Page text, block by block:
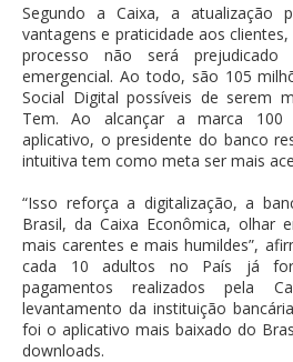
Segundo a Caixa, a atualização
vantagens e praticidade aos
processo não será
emergencial. Ao todo, são 105
Social Digital possíveis de serem
Tem. Ao alcançar a marca
aplicativo, o presidente do banco
intuitiva tem como meta ser mais
“Isso reforça a digitalização, a
Brasil, da Caixa Econômica, olhar
mais carentes e mais humildes”,
cada 10 adultos no País já
pagamentos realizados pela
levantamento da instituição
foi o aplicativo mais baixado do
downloads.